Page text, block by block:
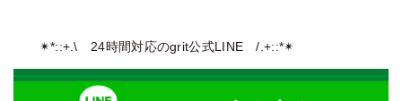
✴︎*::+.\ 24時間対応のgrit公式LINE /.+::*✴︎